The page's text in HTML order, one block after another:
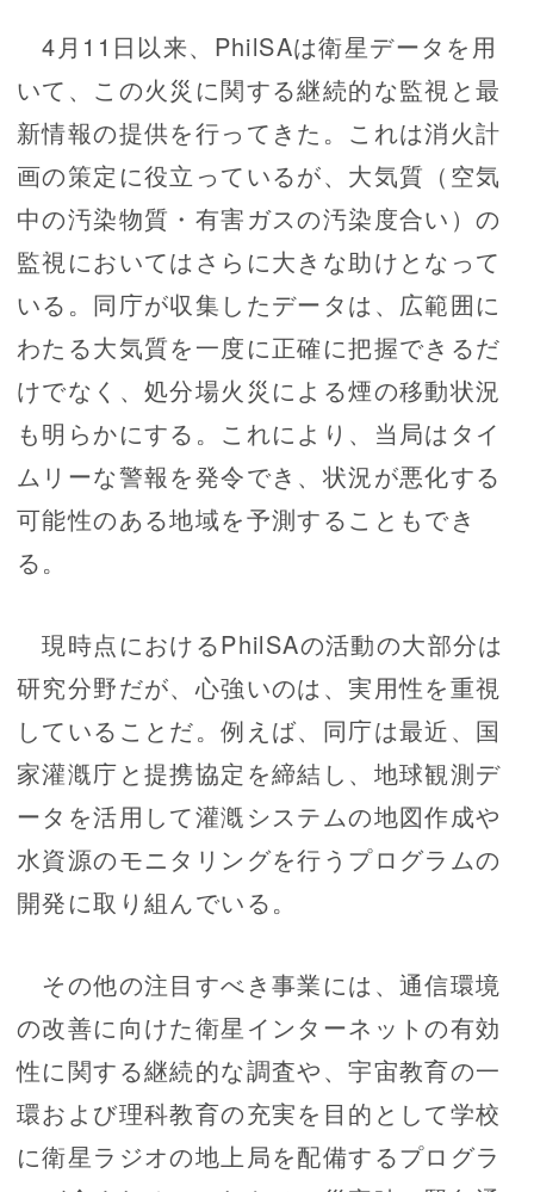
4月11日以来、PhilSAは衛星データを用
いて、この火災に関する継続的な監視と最
新情報の提供を行ってきた。これは消火計
画の策定に役立っているが、大気質（空気
中の汚染物質・有害ガスの汚染度合い）の
監視においてはさらに大きな助けとなって
いる。同庁が収集したデータは、広範囲に
わたる大気質を一度に正確に把握できるだ
けでなく、処分場火災による煙の移動状況
も明らかにする。これにより、当局はタイ
ムリーな警報を発令でき、状況が悪化する
可能性のある地域を予測することもでき
る。
現時点におけるPhilSAの活動の大部分は
研究分野だが、心強いのは、実用性を重視
していることだ。例えば、同庁は最近、国
家灌漑庁と提携協定を締結し、地球観測デ
ータを活用して灌漑システムの地図作成や
水資源のモニタリングを行うプログラムの
開発に取り組んでいる。
その他の注目すべき事業には、通信環境
の改善に向けた衛星インターネットの有効
性に関する継続的な調査や、宇宙教育の一
環および理科教育の充実を目的として学校
に衛星ラジオの地上局を配備するプログラ